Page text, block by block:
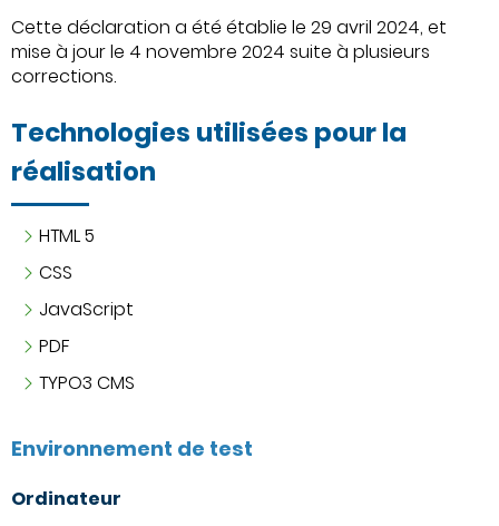
Cette déclaration a été établie le 29 avril 2024, et
mise à jour le 4 novembre 2024 suite à plusieurs
corrections.
Technologies utilisées pour la
réalisation
HTML 5
CSS
JavaScript
PDF
TYPO3 CMS
Environnement de test
Ordinateur